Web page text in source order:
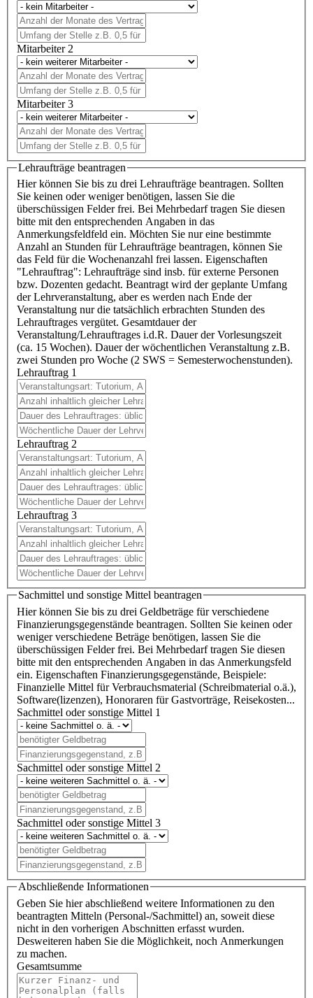
Mitarbeiter 2
Mitarbeiter 3
Lehraufträge beantragen
Hier können Sie bis zu drei Lehraufträge beantragen. Sollten
Sie keinen oder weniger benötigen, lassen Sie die
überschüssigen Felder frei. Bei Mehrbedarf tragen Sie diesen
bitte mit den entsprechenden Angaben in das
Anmerkungsfeldfeld ein. Möchten Sie nur eine bestimmte
Anzahl an Stunden für Lehraufträge beantragen, können Sie
das Feld für die Wochenanzahl frei lassen. Eigenschaften
"Lehrauftrag": Lehraufträge sind insb. für externe Personen
bzw. Dozenten gedacht. Beantragt wird der geplante Umfang
der Lehrveranstaltung, aber es werden nach Ende der
Veranstaltung nur die tatsächlich erbrachten Stunden des
Lehrauftrages vergütet. Gesamtdauer der
Veranstaltung/Lehrauftrages i.d.R. Dauer der Vorlesungszeit
(ca. 15 Wochen). Dauer der wöchentlichen Veranstaltung z.B.
zwei Stunden pro Woche (2 SWS = Semesterwochenstunden).
Lehrauftrag 1
Lehrauftrag 2
Lehrauftrag 3
Sachmittel und sonstige Mittel beantragen
Hier können Sie bis zu drei Geldbeträge für verschiedene
Finanzierungsgegenstände beantragen. Sollten Sie keinen oder
weniger verschiedene Beträge benötigen, lassen Sie die
überschüssigen Felder frei. Bei Mehrbedarf tragen Sie diesen
bitte mit den entsprechenden Angaben in das Anmerkungsfeld
ein. Eigenschaften Finanzierungsgegenstände, Beispiele:
Finanzielle Mittel für Verbrauchsmaterial (Schreibmaterial o.ä.),
Software(lizenzen), Honoraren für Gastvorträge, Reisekosten...
Sachmittel oder sonstige Mittel 1
Sachmittel oder sonstige Mittel 2
Sachmittel oder sonstige Mittel 3
Abschließende Informationen
Geben Sie hier abschließend weitere Informationen zu den
beantragten Mitteln (Personal-/Sachmittel) an, soweit diese
nicht in den vorherigen Abschnitten erfasst wurden.
Desweiteren haben Sie die Möglichkeit, noch Anmerkungen
zu machen.
Gesamtsumme